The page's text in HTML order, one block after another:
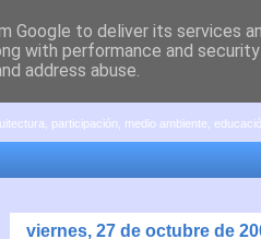
participación, medio ambiente,
viernes, 27 de octubre de
Google to deliver its services
with performance and
address abuse.